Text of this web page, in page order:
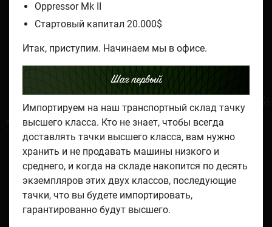
Oppressor Mk II
Стартовый капитал 20.000$
Итак, приступим. Начинаем мы в офисе.
Шаг первый
Импортируем на наш транспортный склад тачку
высшего класса. Кто не знает, чтобы всегда
доставлять тачки высшего класса, вам нужно
хранить и не продавать машины низкого и
среднего, и когда на складе накопится по десять
экземпляров этих двух классов, последующие
тачки, что вы будете импортировать,
гарантированно будут высшего.